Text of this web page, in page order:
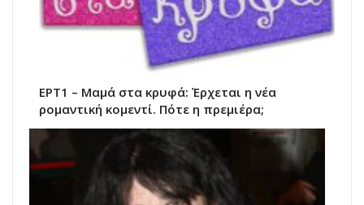
ΕΡΤ1 – Μαμά στα κρυφά: Έρχεται η νέα
ρομαντική κομεντί. Πότε η πρεμιέρα;